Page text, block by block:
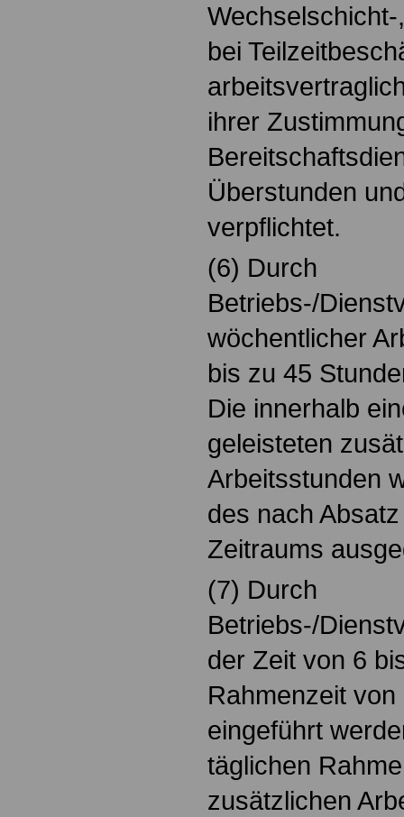
bei
ihrer
Überstunden
verpflichtet.
(6) Durch
Betriebs-/
wöchentlicher
bis zu 45
Die innerhalb
geleisteten
Arbeitsstunden
des nach
Zeitraums
(7) Durch
Betriebs-/
der Zeit von 6
Rahmenzeit
eingeführt
täglichen
zusätzlichen